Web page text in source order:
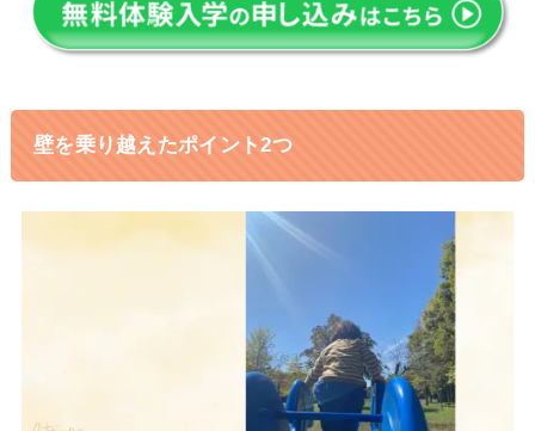
壁を乗り越えたポイント2つ